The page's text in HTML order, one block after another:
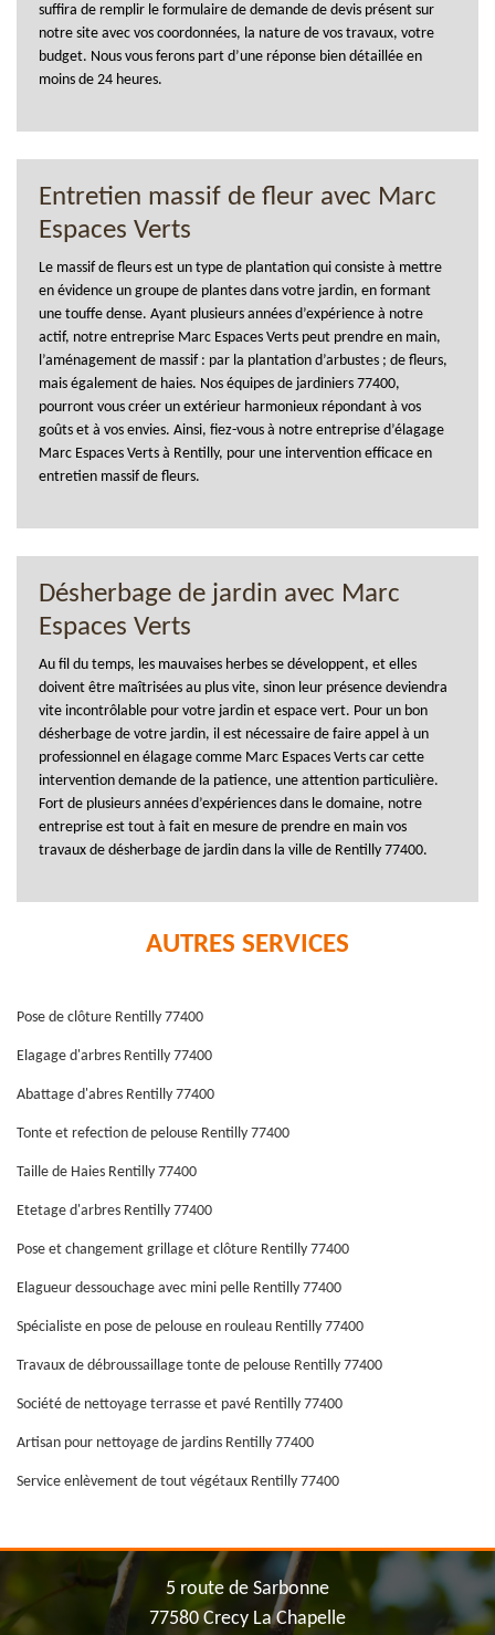
suffira de remplir le formulaire de demande de devis présent sur
notre site avec vos coordonnées, la nature de vos travaux, votre
budget. Nous vous ferons part d’une réponse bien détaillée en
moins de 24 heures.
Entretien massif de fleur avec Marc
Espaces Verts
Le massif de fleurs est un type de plantation qui consiste à mettre
en évidence un groupe de plantes dans votre jardin, en formant
une touffe dense. Ayant plusieurs années d’expérience à notre
actif, notre entreprise Marc Espaces Verts peut prendre en main,
l’aménagement de massif : par la plantation d’arbustes ; de fleurs,
mais également de haies. Nos équipes de jardiniers 77400,
pourront vous créer un extérieur harmonieux répondant à vos
goûts et à vos envies. Ainsi, fiez-vous à notre entreprise d’élagage
Marc Espaces Verts à Rentilly, pour une intervention efficace en
entretien massif de fleurs.
Désherbage de jardin avec Marc
Espaces Verts
Au fil du temps, les mauvaises herbes se développent, et elles
doivent être maîtrisées au plus vite, sinon leur présence deviendra
vite incontrôlable pour votre jardin et espace vert. Pour un bon
désherbage de votre jardin, il est nécessaire de faire appel à un
professionnel en élagage comme Marc Espaces Verts car cette
intervention demande de la patience, une attention particulière.
Fort de plusieurs années d’expériences dans le domaine, notre
entreprise est tout à fait en mesure de prendre en main vos
travaux de désherbage de jardin dans la ville de Rentilly 77400.
AUTRES SERVICES
Pose de clôture Rentilly 77400
Elagage d'arbres Rentilly 77400
Abattage d'abres Rentilly 77400
Tonte et refection de pelouse Rentilly 77400
Taille de Haies Rentilly 77400
Etetage d'arbres Rentilly 77400
Pose et changement grillage et clôture Rentilly 77400
Elagueur dessouchage avec mini pelle Rentilly 77400
Spécialiste en pose de pelouse en rouleau Rentilly 77400
Travaux de débroussaillage tonte de pelouse Rentilly 77400
Société de nettoyage terrasse et pavé Rentilly 77400
Artisan pour nettoyage de jardins Rentilly 77400
Service enlèvement de tout végétaux Rentilly 77400
5 route de Sarbonne
77580 Crecy La Chapelle